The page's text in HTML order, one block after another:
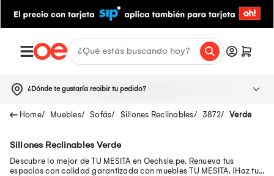
¿Dónde te gustaría recibir tu pedido?
Muebles Sofás Sillones Reclinables 3872 Verde
Sillones Reclinables Verde
Descubre lo mejor de TU MESITA en Oechsle.pe. Renueva tus
espacios con calidad garantizada con muebles TU MESITA. ¡Haz tu